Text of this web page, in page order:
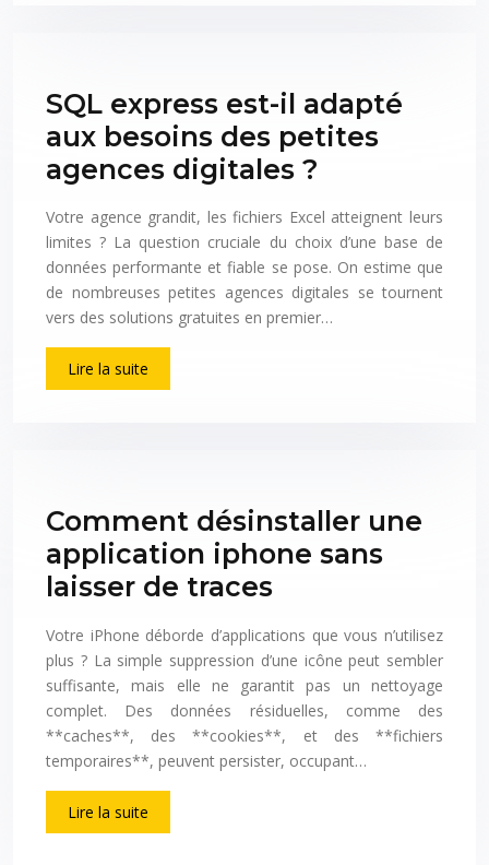
SQL express est-il adapté
aux besoins des petites
agences digitales ?
Votre agence grandit, les fichiers Excel atteignent leurs
limites ? La question cruciale du choix d’une base de
données performante et fiable se pose. On estime que
de nombreuses petites agences digitales se tournent
vers des solutions gratuites en premier…
Lire la suite
Comment désinstaller une
application iphone sans
laisser de traces
Votre iPhone déborde d’applications que vous n’utilisez
plus ? La simple suppression d’une icône peut sembler
suffisante, mais elle ne garantit pas un nettoyage
complet. Des données résiduelles, comme des
**caches**, des **cookies**, et des **fichiers
temporaires**, peuvent persister, occupant…
Lire la suite